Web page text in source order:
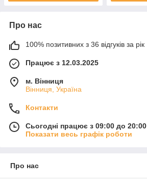
Про нас
100% позитивних з 36 відгуків за рік
Працює з 12.03.2025
м. Вінниця
Вінниця, Україна
Контакти
Сьогодні працює з 09:00 до 20:00
Показати весь графік роботи
Про нас